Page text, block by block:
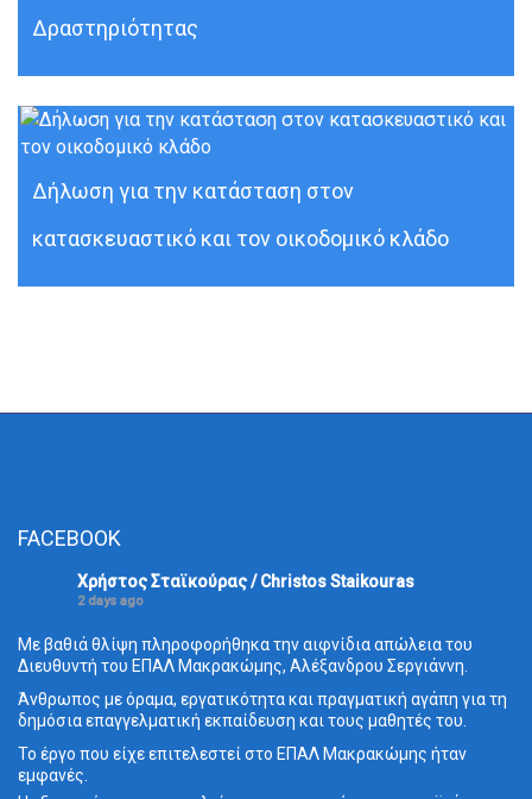
Δραστηριότητας
Δήλωση για την κατάσταση στον
κατασκευαστικό και τον οικοδομικό κλάδο
FACEBOOK
Χρήστος Σταϊκούρας / Christos Staikouras
2 days ago
Με βαθιά θλίψη πληροφορήθηκα την αιφνίδια απώλεια του
Διευθυντή του ΕΠΑΛ Μακρακώμης, Αλέξανδρου Σεργιάννη.
Άνθρωπος με όραμα, εργατικότητα και πραγματική αγάπη για τη
δημόσια επαγγελματική εκπαίδευση και τους μαθητές του.
Το έργο που είχε επιτελεστεί στο ΕΠΑΛ Μακρακώμης ήταν
εμφανές.